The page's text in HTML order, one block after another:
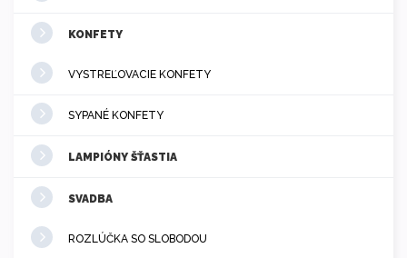
KONFETY
VYSTREĽOVACIE KONFETY
SYPANÉ KONFETY
LAMPIÓNY ŠŤASTIA
SVADBA
ROZLÚČKA SO SLOBODOU